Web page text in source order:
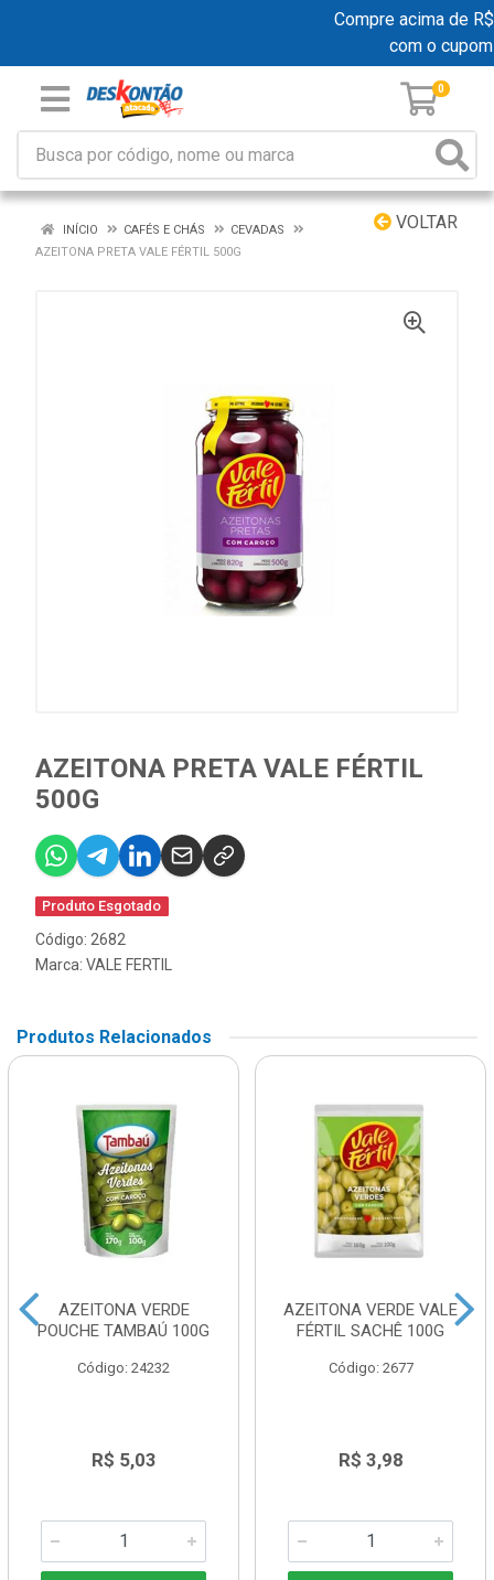
Compre acima de
com o cupom
0
VOLTAR
INÍCIO CAFÉS E CHÁS
CEVADAS
AZEITONA PRETA VALE FÉRTIL 500G
AZEITONA PRETA VALE FÉRTIL
500G
Produto Esgotado
Código: 2682
Marca: VALE FERTIL
Produtos Relacionados
AZEITONA VERDE
POUCHE TAMBAÚ 100G
Código: 24232
R$ 5,03
AZEITONA VERDE VALE
FÉRTIL SACHÊ 100G
Código: 2677
R$ 3,98